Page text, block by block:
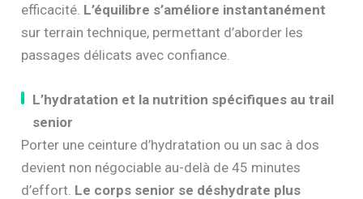
efficacité. L’équilibre s’améliore instantanément
sur terrain technique, permettant d’aborder les
passages délicats avec confiance.
L’hydratation et la nutrition spécifiques au trail
senior
Porter une ceinture d’hydratation ou un sac à dos
devient non négociable au-delà de 45 minutes
d’effort. Le corps senior se déshydrate plus